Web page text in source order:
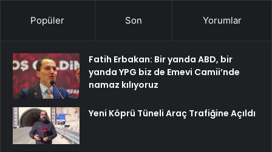
Popüler Son Yorumlar
Fatih Erbakan: Bir yanda ABD, bir
yanda YPG biz de Emevi Camii’nde
namaz kılıyoruz
Yeni Köprü Tüneli Araç Trafiğine Açıldı